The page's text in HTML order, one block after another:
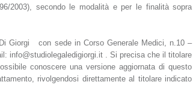
2003), secondo le modalità e per le finalità sopra
Giorgi con sede in Corso Generale Medici, n.10 –
info@studiolegaledigiorgi.it . Si precisa che il titolare
conoscere una versione aggiornata di questo
rivolgendosi direttamente al titolare indicato